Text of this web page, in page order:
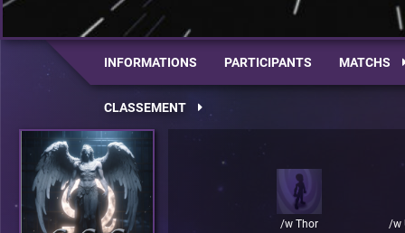
INFORMATIONS PARTICIPANTS MATCHS
CLASSEMENT
/w Thor /w